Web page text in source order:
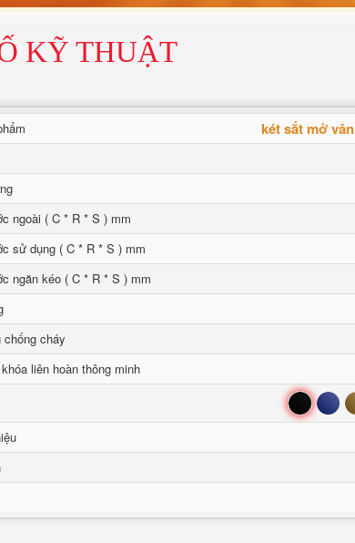
KỸ THUẬT
két sắt mở
ngoài ( C * R * S ) mm
sử dụng ( C * R * S ) mm
ngăn kéo ( C * R * S ) mm
chống cháy
liên hoàn thông minh
Đen Xanh